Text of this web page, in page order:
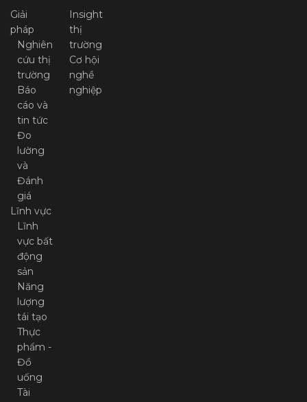
pháp
Nghiên
cứu thị
trường
Báo
cáo và
tin tức
Đo
lường
và
Đánh
giá
Lĩnh vực
Lĩnh
vực bất
động
sản
Năng
lượng
tái tạo
Thực
phẩm -
Đồ
uống
Tài
chính
thị
trường
Cơ hội
nghề
nghiệp